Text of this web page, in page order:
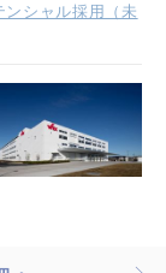
ンシャル採用（未